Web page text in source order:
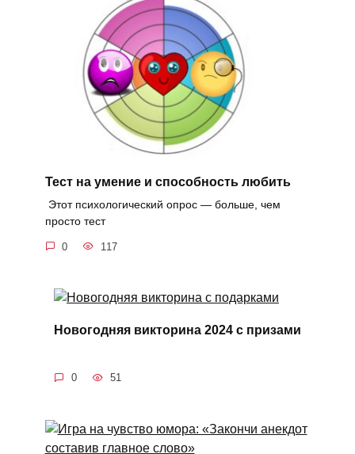
Тест на умение и способность любить
Этот психологический опрос — больше, чем
просто тест
0 117
Новогодняя викторина 2024 с призами
0 51